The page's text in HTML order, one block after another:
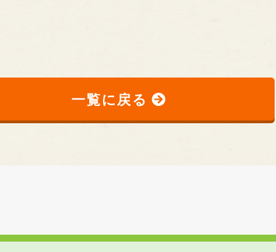
一覧に戻る